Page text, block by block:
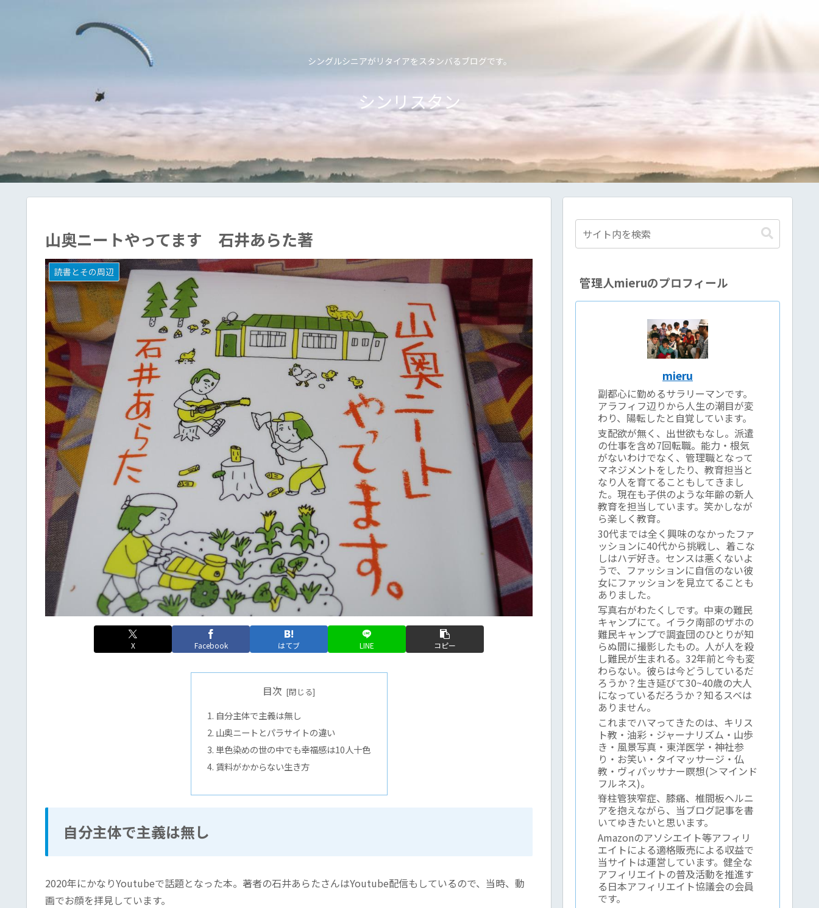
シングルシニアがリタイアをスタンバるブログです。
シンリスタン
山奥ニートやってます 石井あらた著
読書とその周辺
X Facebook はてブ LINE コピー
目次
自分主体で主義は無し
山奥ニートとパラサイトの違い
単色染めの世の中でも幸福感は10人十色
賃料がかからない生き方
自分主体で主義は無し
2020年にかなりYoutubeで話題となった本。著者の石井あらたさんはYoutube配信もしているので、当時、動
画でお顔を拝見しています。
管理人mieruのプロフィール
mieru
副都心に勤めるサラリーマンです。
アラフィフ辺りから人生の潮目が変
わり、陽転したと自覚しています。
支配欲が無く、出世欲もなし。派遣
の仕事を含め7回転職。能力・根気
がないわけでなく、管理職となって
マネジメントをしたり、教育担当と
なり人を育てることもしてきまし
た。現在も子供のような年齢の新人
教育を担当しています。笑かしなが
ら楽しく教育。
30代までは全く興味のなかったファ
ッションに40代から挑戦し、着こな
しはハデ好き。センスは悪くないよ
うで、ファッションに自信のない彼
女にファッションを見立てることも
ありました。
写真右がわたくしです。中東の難民
キャンプにて。イラク南部のザホの
難民キャンプで調査団のひとりが知
らぬ間に撮影したもの。人が人を殺
し難民が生まれる。32年前と今も変
わらない。彼らは今どうしているだ
ろうか？生き延びて30~40歳の大人
になっているだろうか？知るスベは
ありません。
これまでハマってきたのは、キリス
ト教・油彩・ジャーナリズム・山歩
き・風景写真・東洋医学・神社参
り・お笑い・タイマッサージ・仏
教・ヴィパッサナー瞑想(＞マインド
フルネス)。
脊柱管狭窄症、膝痛、椎間板ヘルニ
アを抱えながら、当ブログ記事を書
いてゆきたいと思います。
Amazonのアソシエイト等アフィリ
エイトによる適格販売による収益で
当サイトは運営しています。健全な
アフィリエイトの普及活動を推進す
る日本アフィリエイト協議会の会員
です。